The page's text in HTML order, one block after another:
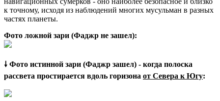
к точному, исходя из наблюдений многих мусульман в разных
частях планеты.
Фото ложной зари (Фаджр не зашел):
🠗 Фото истинной зари (Фаджр зашел) - когда полоска
рассвета простирается вдоль горизона от Севера к Югу: